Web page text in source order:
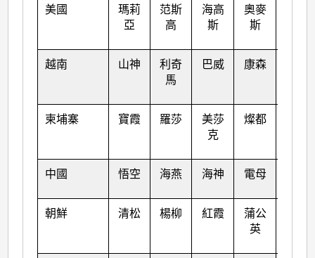
美國
瑪莉
亞
范斯
高
海高
斯
奧麥
斯
越南 山神
利奇
馬
巴威 康森
柬埔寨 寶霞 羅莎
美莎
克
燦都
中國 悟空 海燕 海神 電母
朝鮮 清松 楊柳 紅霞
蒲公
英